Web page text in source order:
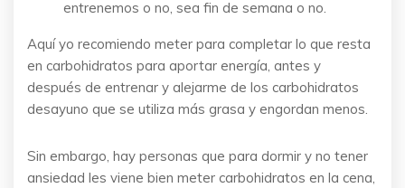
entrenemos o no, sea fin de semana o no.
Aquí yo recomiendo meter para completar lo que resta
en carbohidratos para aportar energía, antes y
después de entrenar y alejarme de los carbohidratos
desayuno que se utiliza más grasa y engordan menos.
Sin embargo, hay personas que para dormir y no tener
ansiedad les viene bien meter carbohidratos en la cena,